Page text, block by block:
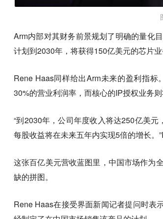
Arm内部对其财务前景规划了明确的量化
计划到2030年，将获得150亿美元的芯片业
Rene Haas同样给出Arm未来的盈利指
30%的营业利润率，而核心的IP授权业务则
“到2030年，公司年度收入将达250亿美
每股收益将在未来五年内实现5倍的增长。
这张百亿美元营收蓝图里，中国市场作为
缺的拼图。
Rene Haas在接受界面新闻记者提问时表